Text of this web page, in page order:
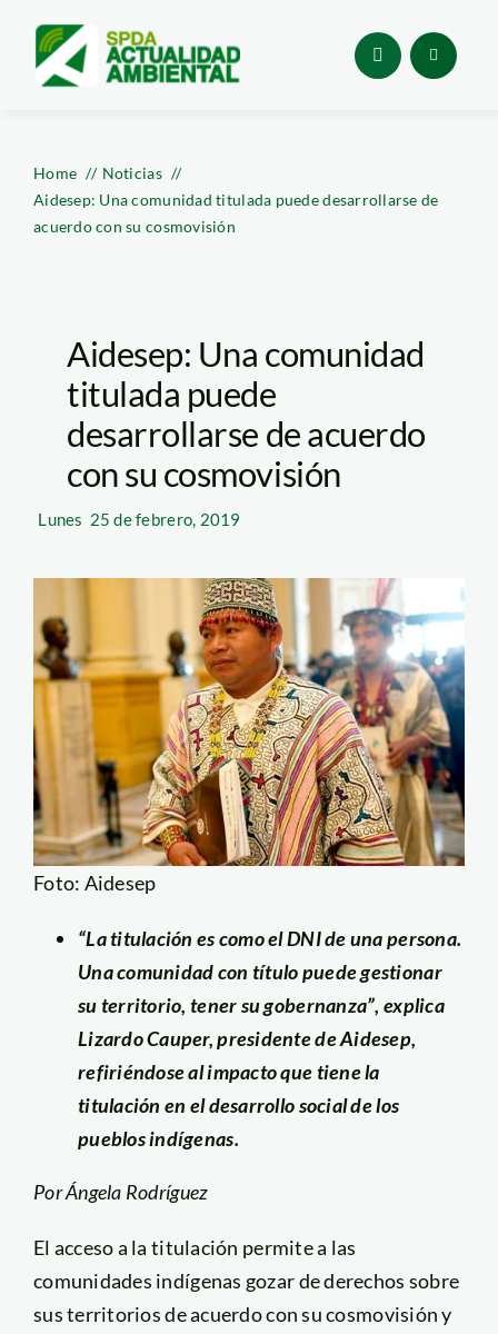
content
Home
Noticias
Aidesep: Una comunidad titulada puede desarrollarse de
acuerdo con su cosmovisión
Aidesep: Una comunidad
titulada puede
desarrollarse de acuerdo
con su cosmovisión
Lunes 25 de febrero, 2019
Foto: Aidesep
“La titulación es como el DNI de una persona.
Una comunidad con título puede gestionar
su territorio, tener su gobernanza”, explica
Lizardo Cauper, presidente de Aidesep,
refiriéndose al impacto que tiene la
titulación en el desarrollo social de los
pueblos indígenas.
Por Ángela Rodríguez
El acceso a la titulación permite a las
comunidades indígenas gozar de derechos sobre
sus territorios de acuerdo con su cosmovisión y